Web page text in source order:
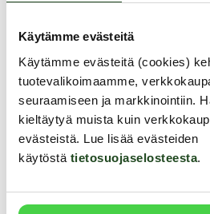
Käytämme evästeitä
Käytämme evästeitä (cookies)
tuotevalikoimaamme,
seuraamiseen ja markkinointiin.
kieltäytyä muista kuin
evästeistä. Lue lisää evästeiden
käytöstä tietosuojaselosteesta.